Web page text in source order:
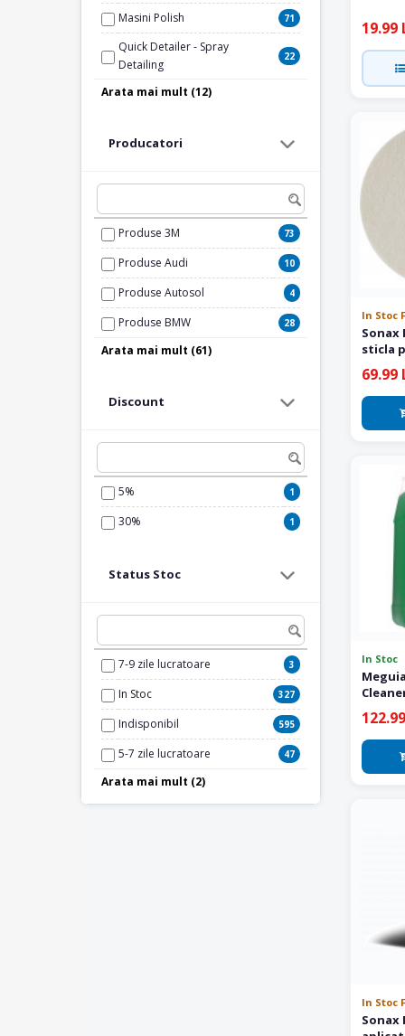
Masini Polish 71
Quick Detailer - Spray
Detailing
22
Polish
Spalare si Uscare 266
Argila Decontaminare 17
50
10
5
55
Arata mai mult (12)
Producatori
Produse 3M 73
Produse Audi 10
Produse Autosol 4
Produse BMW 28
Produse Bottari
Produse Cartechnic 2
Produse Chicago Pneumatic 3
6
4
Produse Dr Mayer
Produse DYNAMAX 38
Produse Festool 3
Produse Flex 1
Produse Flexipads 13
Arata mai mult (61)
Discount
5% 1
30% 1
Status Stoc
7-9 zile lucratoare 3
In Stoc 327
Indisponibil 595
5-7 zile lucratoare 47
1-2 zile lucratoare
Arata mai mult (2)
19.99
In Stoc
Sonax
sticla
69.99
In Stoc
Interior
In Stoc
Sonax